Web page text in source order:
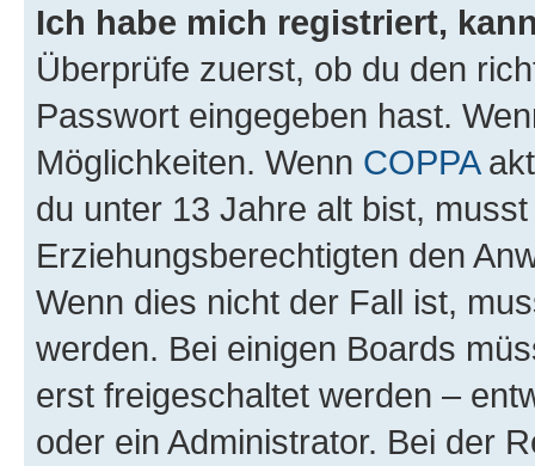
Ich habe mich registriert,
Überprüfe zuerst, ob du den
Passwort eingegeben hast.
Möglichkeiten. Wenn COPPA
du unter 13 Jahre alt bist,
Erziehungsberechtigten den
Wenn dies nicht der Fall ist,
werden. Bei einigen Boards
erst freigeschaltet werden –
oder ein Administrator. Bei der